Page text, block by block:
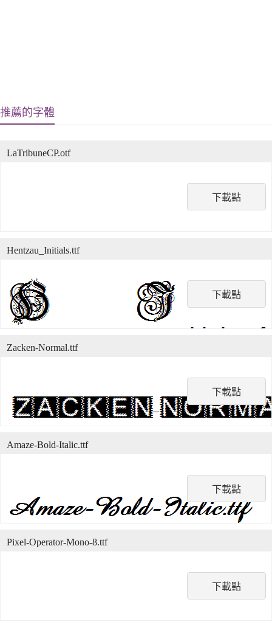
推薦的字體
下載點
LaTribuneCP.otf
下載點
Hentzau_Initials.ttf
下載點
Zacken-Normal.ttf
下載點
Amaze-Bold-Italic.ttf
下載點
Pixel-Operator-Mono-8.ttf